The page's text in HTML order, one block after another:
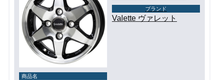
ブランド
Valette ヴァレット
商品名